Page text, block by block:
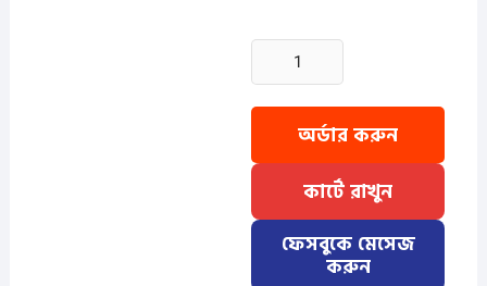
2
Pcs
Cuban
Half
Petrol+Ash
quantity
কার্টে রাখুন
অর্ডার করুন
ফেসবুকে মেসেজ
করুন